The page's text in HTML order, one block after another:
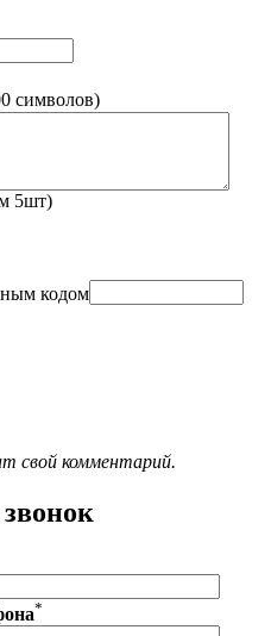
символов)
5шт)
свой комментарий.
*